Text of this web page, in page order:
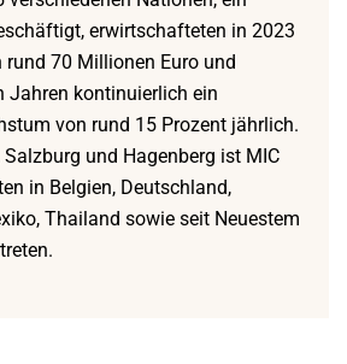
erwirtschafteten in 2023
rund 70 Millionen Euro und
Jahren kontinuierlich ein
von rund 15 Prozent jährlich.
Salzburg und Hagenberg ist MIC
in Belgien, Deutschland,
Thailand sowie seit Neuestem